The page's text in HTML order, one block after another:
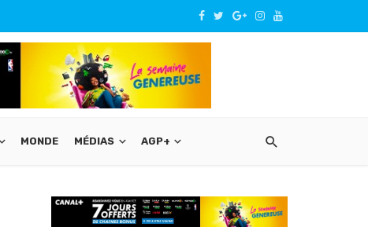
MONDE MÉDIAS AGP+